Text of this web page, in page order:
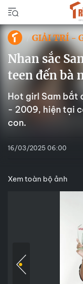
GIẢI TRÍ -
Nhan sắc
teen đến bà
Hot girl Sam bắt
- 2009, hiện tại
con.
16/03/2025 06:00
Xem toàn bộ ảnh